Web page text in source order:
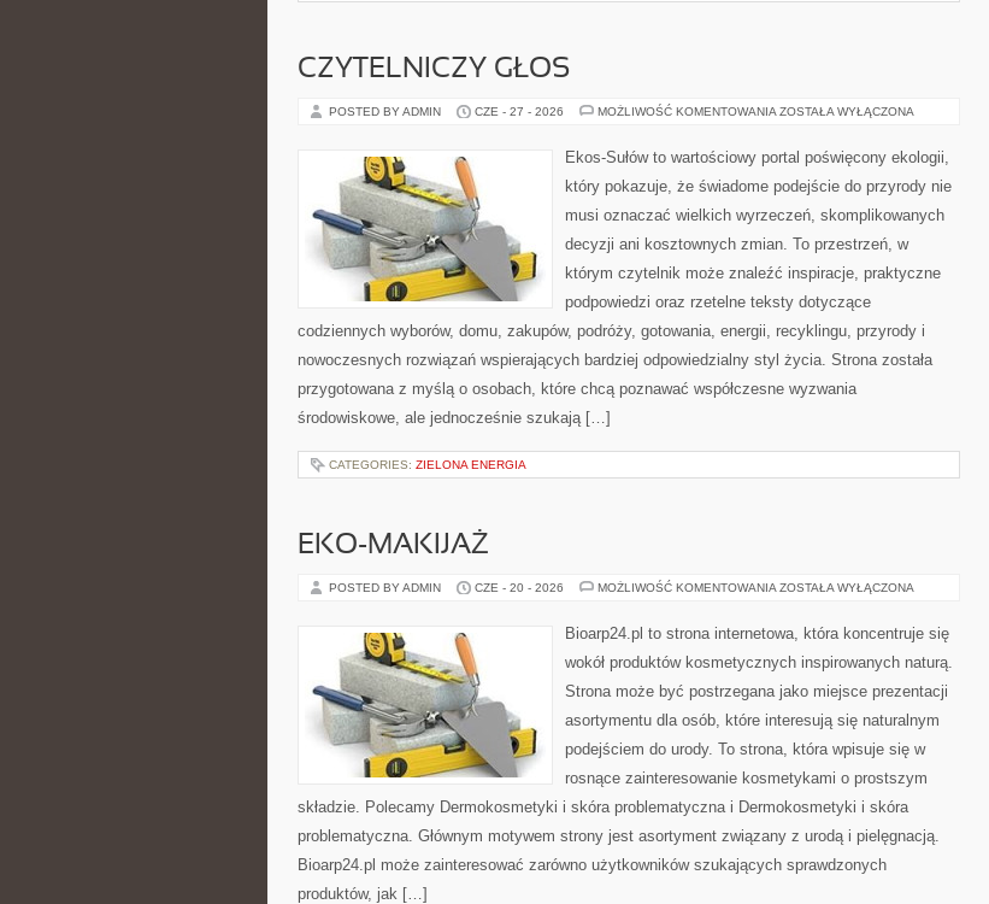
CZYTELNICZY GŁOS
POSTED BY ADMIN CZE - 27 - 2026 MOŻLIWOŚĆ KOMENTOWANIA CZYTELNICZY
ZOSTAŁA WYŁĄCZONA
Ekos-Sułów to wartościowy portal poświęcony ekologii,
który pokazuje, że świadome podejście do przyrody nie
musi oznaczać wielkich wyrzeczeń, skomplikowanych
decyzji ani kosztownych zmian. To przestrzeń, w
którym czytelnik może znaleźć inspiracje, praktyczne
podpowiedzi oraz rzetelne teksty dotyczące
codziennych wyborów, domu, zakupów, podróży, gotowania, energii, recyklingu, przyrody i
nowoczesnych rozwiązań wspierających bardziej odpowiedzialny styl życia. Strona została
przygotowana z myślą o osobach, które chcą poznawać współczesne wyzwania
środowiskowe, ale jednocześnie szukają […]
CATEGORIES: ZIELONA ENERGIA
EKO-MAKIJAŻ
POSTED BY ADMIN CZE - 20 - 2026 MOŻLIWOŚĆ KOMENTOWANIA EKO-
ZOSTAŁA WYŁĄCZONA
Bioarp24.pl to strona internetowa, która koncentruje się
wokół produktów kosmetycznych inspirowanych naturą.
Strona może być postrzegana jako miejsce prezentacji
asortymentu dla osób, które interesują się naturalnym
podejściem do urody. To strona, która wpisuje się w
rosnące zainteresowanie kosmetykami o prostszym
składzie. Polecamy Dermokosmetyki i skóra problematyczna i Dermokosmetyki i skóra
problematyczna. Głównym motywem strony jest asortyment związany z urodą i pielęgnacją.
Bioarp24.pl może zainteresować zarówno użytkowników szukających sprawdzonych
produktów, jak […]